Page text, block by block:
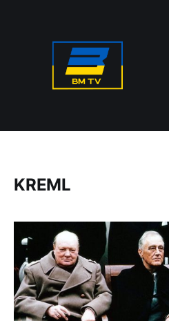
KREML